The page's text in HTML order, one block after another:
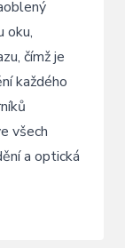
oku,
čímž je
každého
všech
a optická